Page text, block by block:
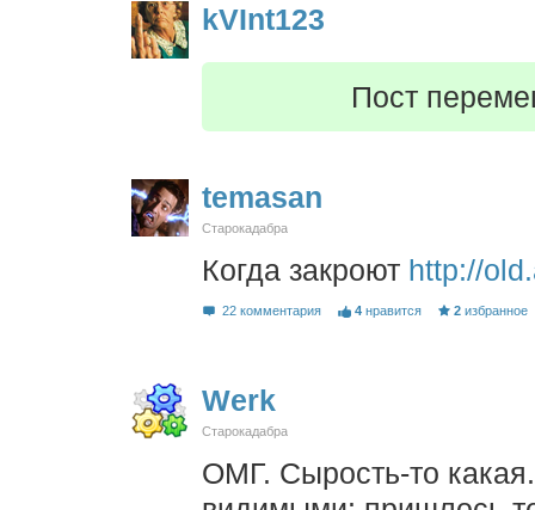
kVInt123
Пост
temasan
Старокадабра
Когда закроют http://
22 комментария 4 нравится 2 избранное
Werk
Старокадабра
ОМГ. Сырость-то